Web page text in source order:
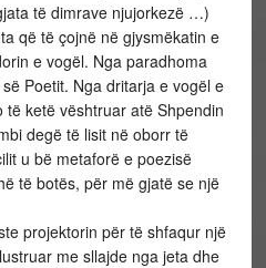
të dimrave njujorkezë …)
që të çojnë në gjysmëkatin e
e vogël. Nga paradhoma
Poetit. Nga dritarja e vogël e
ketë vështruar atë Shpendin
degë të lisit në oborr të
u bë metaforë e poezisë
të botës, për më gjatë se një
projektorin për të shfaqur një
me sllajde nga jeta dhe